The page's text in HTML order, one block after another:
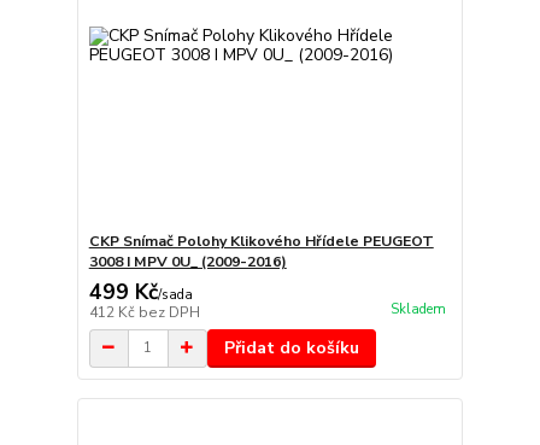
CKP Snímač Polohy Klikového Hřídele PEUGEOT
3008 I MPV 0U_ (2009-2016)
499 Kč/sada
412 Kč bez DPH Skladem
Přidat do košíku